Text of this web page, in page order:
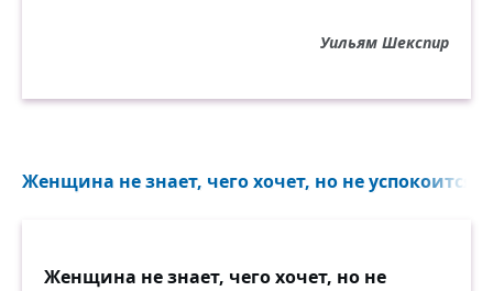
Уильям Шекспир
Женщина не знает, чего хочет, но не успокоится,
Женщина не знает, чего хочет, но не